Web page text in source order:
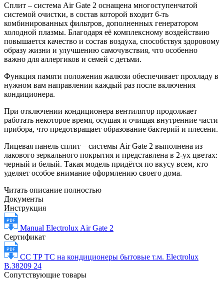
Сплит – система Air Gate 2 оснащена многоступенчатой
системой очистки, в состав которой входит 6-ть
комбинированных фильтров, дополненных генератором
холодной плазмы. Благодаря её комплексному воздействию
повышается качество и состав воздуха, способствуя здоровому
образу жизни и улучшению самочувствия, что особенно
важно для аллергиков и семей с детьми.
Функция памяти положения жалюзи обеспечивает прохладу в
нужном вам направлении каждый раз после включения
кондиционера.
При отключении кондиционера вентилятор продолжает
работать некоторое время, осушая и очищая внутренние части
прибора, что предотвращает образование бактерий и плесени.
Лицевая панель сплит – системы Air Gate 2 выполнена из
лакового зеркального покрытия и представлена в 2-ух цветах:
черный и белый. Такая модель придётся по вкусу всем, кто
уделяет особое внимание оформлению своего дома.
Читать описание полностью
Документы
Инструкция
Manual Electrolux Air Gate 2
Сертификат
СС ТР ТС на кондиционеры бытовые т.м. Electrolux
B.38209 24
Сопутствующие товары